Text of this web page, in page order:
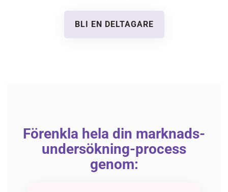
BLI EN DELTAGARE
Förenkla hela din marknads-
undersökning-process
genom: